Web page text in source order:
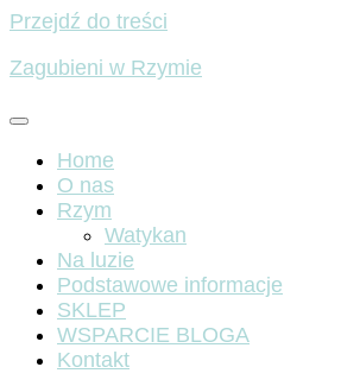
Przejdź do treści
Zagubieni w Rzymie
Home
O nas
Rzym
Watykan
Na luzie
Podstawowe informacje
SKLEP
WSPARCIE BLOGA
Kontakt